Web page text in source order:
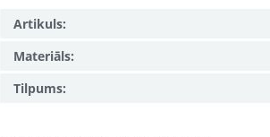
Artikuls:
Materiāls:
Tilpums: